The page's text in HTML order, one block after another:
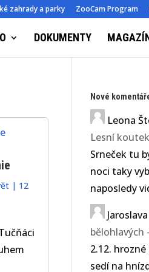
zahrady a parky ZooCam Program
DOKUMENTY
| 12
Nové
Leona
Lesní
Srneček tu
noci taky
naposledy
bělohlavých
2.12.
sedí na